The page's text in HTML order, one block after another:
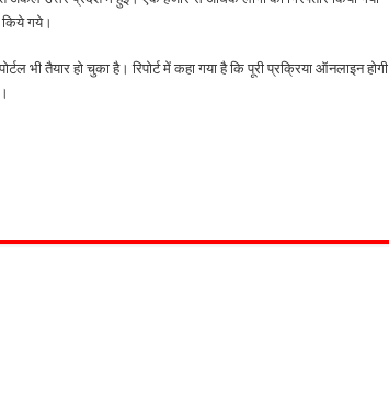
गये।
भी तैयार हो चुका है। रिपोर्ट में कहा गया है कि पूरी प्रक्रिया ऑनलाइन होगी